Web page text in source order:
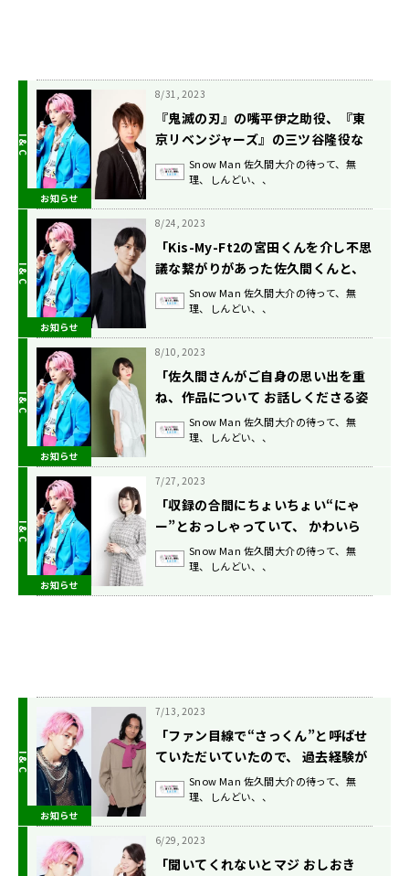
お知らせ
8/31, 2023
『鬼滅の刃』の嘴平伊之助役、『東
京リベンジャーズ』の三ツ谷隆役な
どでお馴染み 声優・松岡禎丞が登
場！『Snow Man佐久間大介の待っ
Snow Man 佐久間大介の待って、無
理、しんどい、、
お知らせ
8/24, 2023
「Kis-My-Ft2の宮田くんを介し不思
議な繋がりがあった佐久間くんと、
ついに邂逅する日が!!」『Snow
Man佐久間大介の待って、無理、し
ト 8/26(土)放送
Snow Man 佐久間大介の待って、無
理、しんどい、、
お知らせ
8/10, 2023
「佐久間さんがご自身の思い出を重
ね、作品について お話しくださる姿
に、たくさん元気をいただきまし
た」『Snow Man佐久間大介の待っ
崎愛生がゲスト 8/12(土)放送
Snow Man 佐久間大介の待って、無
理、しんどい、、
お知らせ
7/27, 2023
「収録の合間にちょいちょい“にゃ
ー”とおっしゃっていて、 かわいら
しい口癖だなぁと思いました。オフ
でもアイドル…！」声優・阿澄佳奈
Snow Man 佐久間大介の待って、無
理、しんどい、、
お知らせ
7/13, 2023
「ファン目線で“さっくん”と呼ばせ
ていただいていたので、 過去経験が
ないくらいにドキドキしておりまし
た」声優・三木眞一郎が登場
無理、しんどい、、』7/15(土)放送
Snow Man 佐久間大介の待って、無
理、しんどい、、
6/29, 2023
「聞いてくれないとマジ おしおき